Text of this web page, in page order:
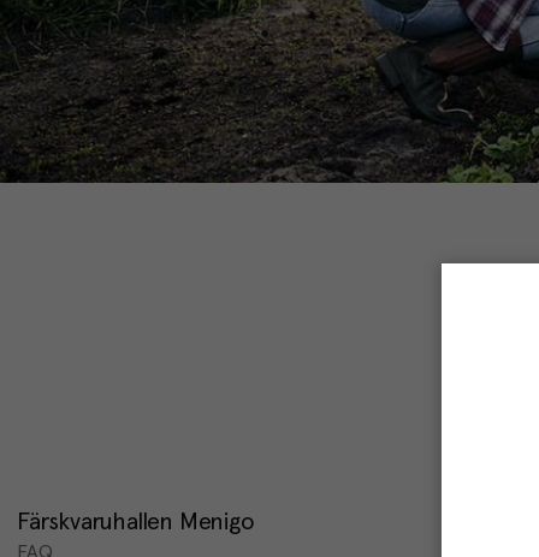
Färskvaruhallen Menigo
FAQ